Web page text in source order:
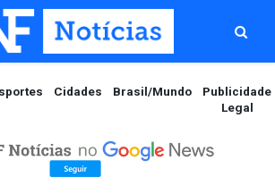
Cidades Brasil/Mundo
Publicidade
Legal